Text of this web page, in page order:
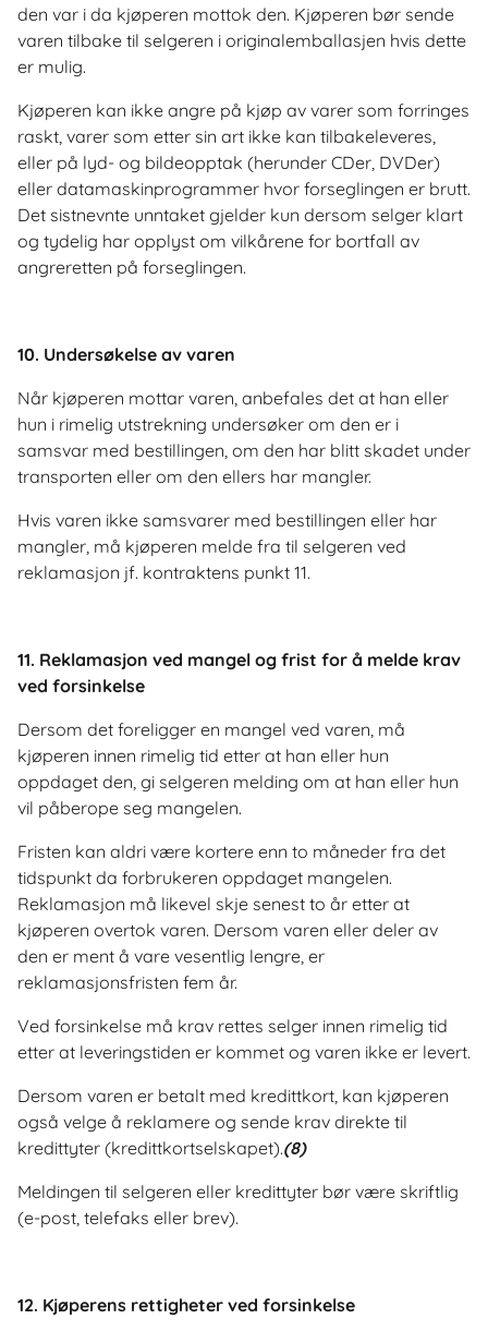
den var i da kjøperen mottok den. Kjøperen bør sende
varen tilbake til selgeren i originalemballasjen hvis dette
er mulig.
Kjøperen kan ikke angre på kjøp av varer som forringes
raskt, varer som etter sin art ikke kan tilbakeleveres,
eller på lyd- og bildeopptak (herunder CDer, DVDer)
eller datamaskinprogrammer hvor forseglingen er brutt.
Det sistnevnte unntaket gjelder kun dersom selger klart
og tydelig har opplyst om vilkårene for bortfall av
angreretten på forseglingen.
10. Undersøkelse av varen
Når kjøperen mottar varen, anbefales det at han eller
hun i rimelig utstrekning undersøker om den er i
samsvar med bestillingen, om den har blitt skadet under
transporten eller om den ellers har mangler.
Hvis varen ikke samsvarer med bestillingen eller har
mangler, må kjøperen melde fra til selgeren ved
reklamasjon jf. kontraktens punkt 11.
11. Reklamasjon ved mangel og frist for å melde krav
ved forsinkelse
Dersom det foreligger en mangel ved varen, må
kjøperen innen rimelig tid etter at han eller hun
oppdaget den, gi selgeren melding om at han eller hun
vil påberope seg mangelen.
Fristen kan aldri være kortere enn to måneder fra det
tidspunkt da forbrukeren oppdaget mangelen.
Reklamasjon må likevel skje senest to år etter at
kjøperen overtok varen. Dersom varen eller deler av
den er ment å vare vesentlig lengre, er
reklamasjonsfristen fem år.
Ved forsinkelse må krav rettes selger innen rimelig tid
etter at leveringstiden er kommet og varen ikke er levert.
Dersom varen er betalt med kredittkort, kan kjøperen
også velge å reklamere og sende krav direkte til
kredittyter (kredittkortselskapet).(8)
Meldingen til selgeren eller kredittyter bør være skriftlig
(e-post, telefaks eller brev).
12. Kjøperens rettigheter ved forsinkelse